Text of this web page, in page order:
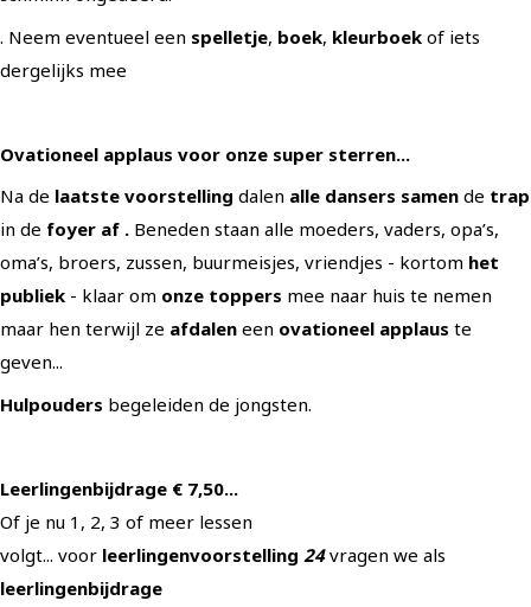
. Neem eventueel een spelletje, boek, kleurboek of iets
dergelijks mee
Ovationeel applaus voor onze super sterren...
Na de laatste voorstelling dalen alle dansers samen de trap
in de foyer af . Beneden staan alle moeders, vaders, opa’s,
oma’s, broers, zussen, buurmeisjes, vriendjes - kortom het
publiek - klaar om onze toppers mee naar huis te nemen
maar hen terwijl ze afdalen een ovationeel applaus te
geven...
Hulpouders begeleiden de jongsten.
Leerlingenbijdrage € 7,50...
Of je nu 1, 2, 3 of meer lessen
volgt... voor leerlingenvoorstelling 24 vragen we als
leerlingenbijdrage